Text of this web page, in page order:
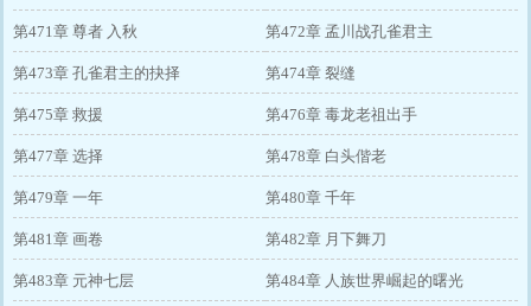
第471章 尊者 入秋 第472章 孟川战孔雀君主
第473章 孔雀君主的抉择 第474章 裂缝
第475章 救援 第476章 毒龙老祖出手
第477章 选择 第478章 白头偕老
第479章 一年 第480章 千年
第481章 画卷 第482章 月下舞刀
第483章 元神七层 第484章 人族世界崛起的曙光